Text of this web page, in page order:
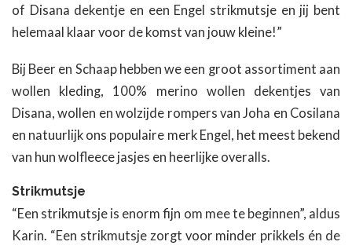
of Disana dekentje en een Engel strikmutsje en jij bent
helemaal klaar voor de komst van jouw kleine!”
Bij Beer en Schaap hebben we een groot assortiment aan
wollen kleding, 100% merino wollen dekentjes van
Disana, wollen en wolzijde rompers van Joha en Cosilana
en natuurlijk ons populaire merk Engel, het meest bekend
van hun wolfleece jasjes en heerlijke overalls.
Strikmutsje
“Een strikmutsje is enorm fijn om mee te beginnen”, aldus
Karin. “Een strikmutsje zorgt voor minder prikkels én de